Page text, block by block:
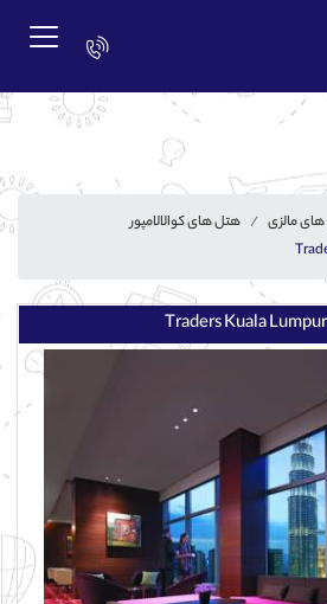
مالزی
هتل های کوالالامپور
Traders Kuala